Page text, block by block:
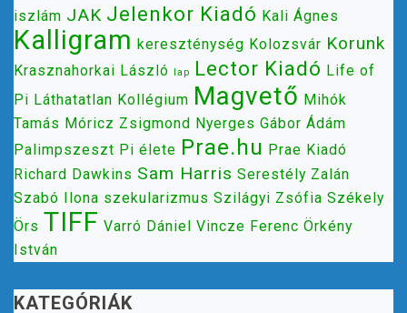
iszlám JAK Jelenkor Kiadó Kali Ágnes
Kalligram kereszténység Kolozsvár Korunk
Krasznahorkai László lap Lector Kiadó Life of
Pi Láthatatlan Kollégium Magvető Mihók
Tamás Móricz Zsigmond Nyerges Gábor Ádám
Palimpszeszt Pi élete Prae.hu Prae Kiadó
Richard Dawkins Sam Harris Serestély Zalán
Szabó Ilona szekularizmus Szilágyi Zsófia Székely
Örs TIFF Varró Dániel Vincze Ferenc Örkény
István
KATEGÓRIÁK